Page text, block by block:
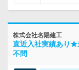
株式会社名陽建工
直近入社実績あり★
不問